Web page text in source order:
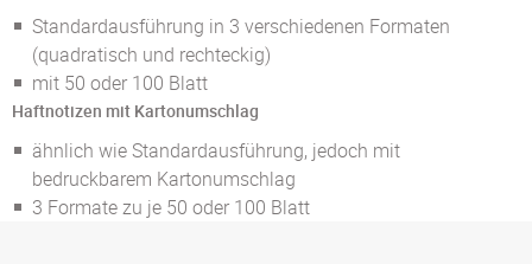
Standardausführung in 3 verschiedenen Formaten
(quadratisch und rechteckig)
mit 50 oder 100 Blatt
Haftnotizen mit Kartonumschlag
ähnlich wie Standardausführung, jedoch mit
bedruckbarem Kartonumschlag
3 Formate zu je 50 oder 100 Blatt